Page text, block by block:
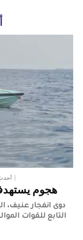
أحدث
هجوم
دوى انفجار عنيف،
التابع للقوات